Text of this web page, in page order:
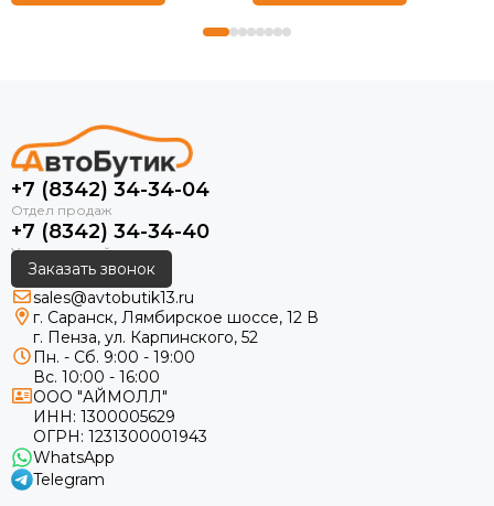
+7 (8342) 34-34-04
+7 (8342) 34-34-40
Заказать звонок
sales@avtobutik13.ru
г. Саранск, Лямбирское шоссе, 12 В
г. Пенза, ул. Карпинского, 52
Пн. - Сб. 9:00 - 19:00
Вс. 10:00 - 16:00
ООО "АЙМОЛЛ"
ИНН: 1300005629
ОГРН: 1231300001943
WhatsApp
Telegram